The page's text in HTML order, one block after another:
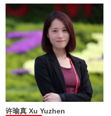
许瑜真 Xu Yuzhen